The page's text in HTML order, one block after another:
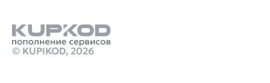
© KUPIKOD, 2026